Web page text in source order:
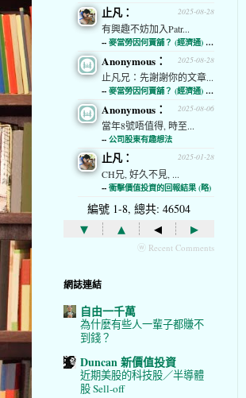
2025-08-28
止凡：
有興趣不妨加入Patr...
-- 麥當勞因何賣舖？ (經濟通) (略)
2025-08-28
Anonymous：
止凡兄：先謝謝你的文章...
-- 麥當勞因何賣舖？ (經濟通) (略)
2025-08-06
Anonymous：
當年8號唔值得, 時至...
-- 公司股東有趣想法
2025-01-28
止凡：
CH兄, 好久不見, ...
-- 衝擊價值投資的回報結果 (略)
編號 1-8, 總共: 46504
▾ ▴ ◂ ▸
ⓦ Recent Comments
網誌連結
自由一千萬
為什麼有些人一輩子都賺不
到錢？
Duncan 新價值投資
近期美股的科技股／半導體
股 Sell-off